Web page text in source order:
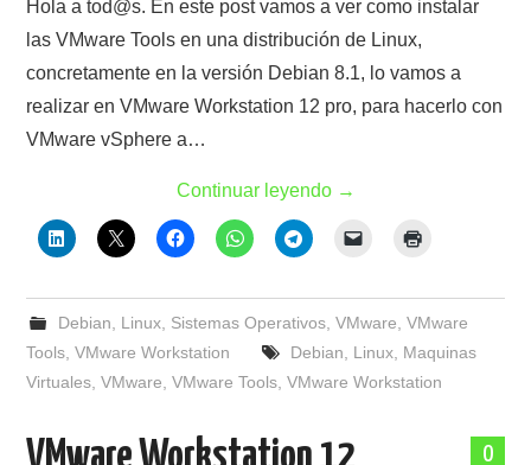
Hola a tod@s. En este post vamos a ver como instalar
las VMware Tools en una distribución de Linux,
concretamente en la versión Debian 8.1, lo vamos a
realizar en VMware Workstation 12 pro, para hacerlo con
VMware vSphere a…
Continuar leyendo →
Debian Linux, Sistemas Operativos, VMware VMware
Tools ,VMware Workstation Debian Linux, Maquinas
Virtuales ,VMware ,VMware Tools ,VMware Workstation
0